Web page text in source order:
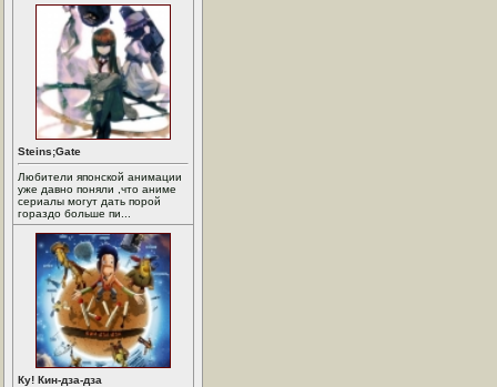
Steins;Gate
Любители японской анимации
уже давно поняли ,что аниме
сериалы могут дать порой
гораздо больше пи...
Ку! Кин-дза-дза